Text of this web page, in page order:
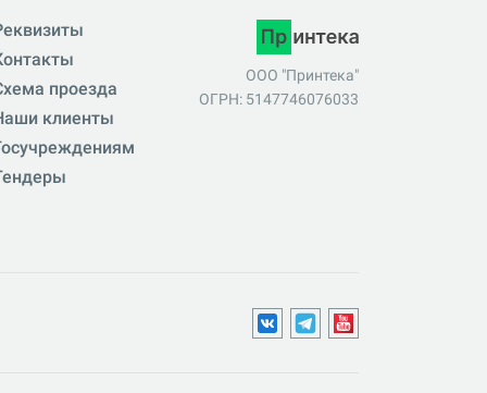
проезда
клиенты
ООО "Принтека"
ОГРН: 5147746076033